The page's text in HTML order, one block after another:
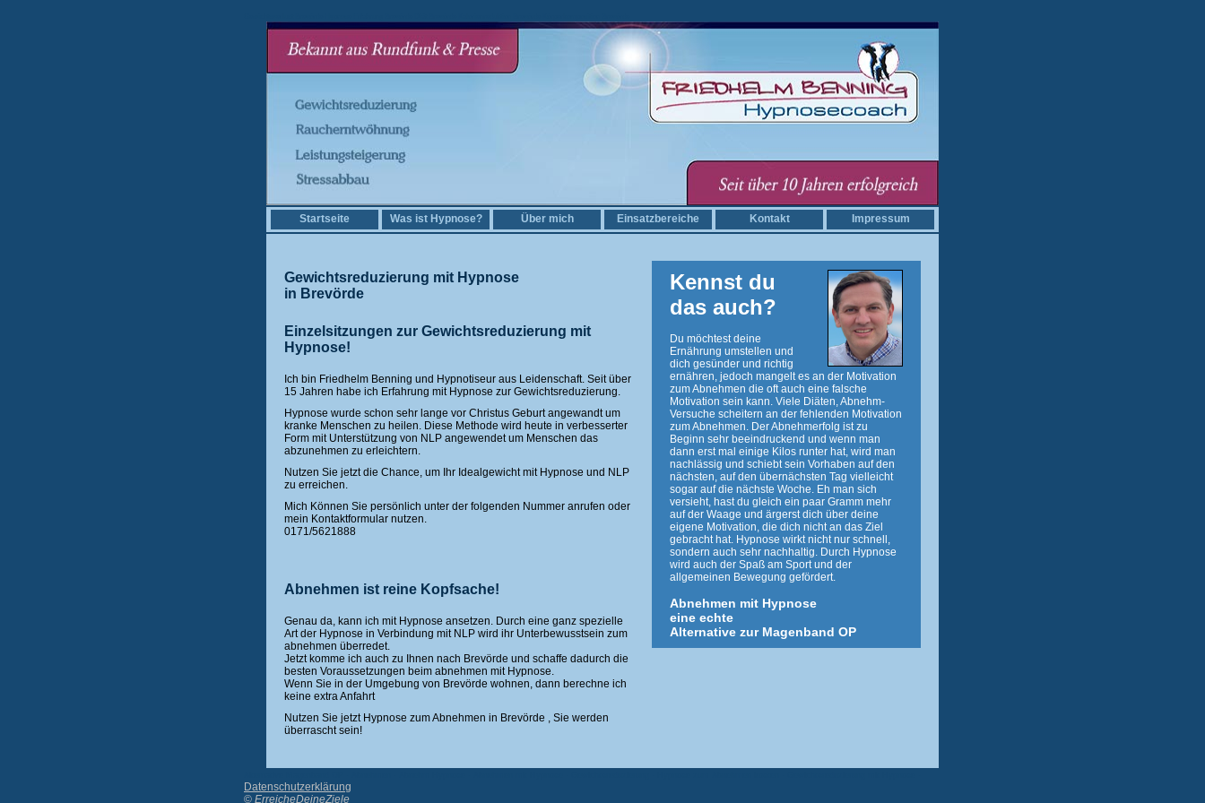
Startseite Was ist Hypnose? Über mich Einsatzbereiche Kontakt Impressum
Gewichtsreduzierung mit Hypnose
in Brevörde
Einzelsitzungen zur Gewichtsreduzierung mit
Hypnose!
Ich bin Friedhelm Benning und Hypnotiseur aus Leidenschaft. Seit über
15 Jahren habe ich Erfahrung mit Hypnose zur Gewichtsreduzierung.
Hypnose wurde schon sehr lange vor Christus Geburt angewandt um
kranke Menschen zu heilen. Diese Methode wird heute in verbesserter
Form mit Unterstützung von NLP angewendet um Menschen das
abzunehmen zu erleichtern.
Nutzen Sie jetzt die Chance, um Ihr Idealgewicht mit Hypnose und NLP
zu erreichen.
Mich Können Sie persönlich unter der folgenden Nummer anrufen oder
mein Kontaktformular nutzen.
0171/5621888
Abnehmen ist reine Kopfsache!
Genau da, kann ich mit Hypnose ansetzen. Durch eine ganz spezielle
Art der Hypnose in Verbindung mit NLP wird ihr Unterbewusstsein zum
abnehmen überredet.
Jetzt komme ich auch zu Ihnen nach Brevörde und schaffe dadurch die
besten Voraussetzungen beim abnehmen mit Hypnose.
Wenn Sie in der Umgebung von Brevörde wohnen, dann berechne ich
keine extra Anfahrt
Nutzen Sie jetzt Hypnose zum Abnehmen in Brevörde , Sie werden
überrascht sein!
Kennst du
das auch?
Du möchtest deine
Ernährung umstellen und
dich gesünder und richtig
ernähren, jedoch mangelt es an der Motivation
zum Abnehmen die oft auch eine falsche
Motivation sein kann. Viele Diäten, Abnehm-
Versuche scheitern an der fehlenden Motivation
zum Abnehmen. Der Abnehmerfolg ist zu
Beginn sehr beeindruckend und wenn man
dann erst mal einige Kilos runter hat, wird man
nachlässig und schiebt sein Vorhaben auf den
nächsten, auf den übernächsten Tag vielleicht
sogar auf die nächste Woche. Eh man sich
versieht, hast du gleich ein paar Gramm mehr
auf der Waage und ärgerst dich über deine
eigene Motivation, die dich nicht an das Ziel
gebracht hat. Hypnose wirkt nicht nur schnell,
sondern auch sehr nachhaltig. Durch Hypnose
wird auch der Spaß am Sport und der
allgemeinen Bewegung gefördert.
Abnehmen mit Hypnose
eine echte
Alternative zur Magenband OP
Datenschutzerklärung
© ErreicheDeineZiele